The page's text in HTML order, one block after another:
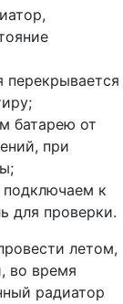
перекрывается
батарею от
при
к
для проверки.
летом,
во время
радиатор